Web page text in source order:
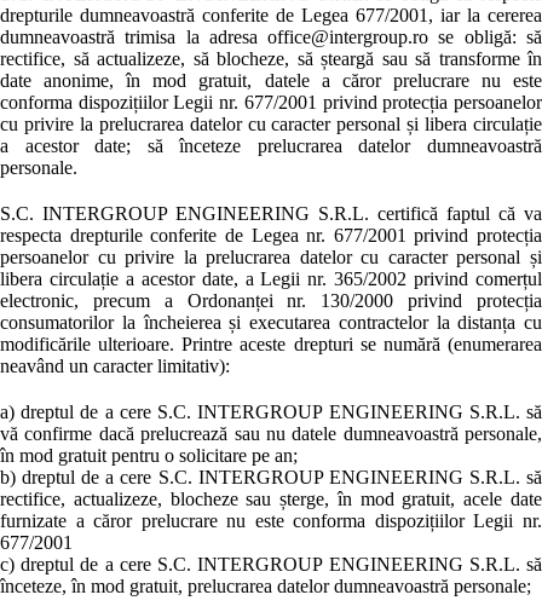
drepturile dumneavoastră conferite de Legea 677/2001, iar la cererea
dumneavoastră trimisa la adresa office@intergroup.ro se obligă: să
rectifice, să actualizeze, să blocheze, să șteargă sau să transforme în
date anonime, în mod gratuit, datele a căror prelucrare nu este
conforma dispozițiilor Legii nr. 677/2001 privind protecția persoanelor
cu privire la prelucrarea datelor cu caracter personal și libera circulație
a acestor date; să înceteze prelucrarea datelor dumneavoastră
personale.
S.C. INTERGROUP ENGINEERING S.R.L. certifică faptul că va
respecta drepturile conferite de Legea nr. 677/2001 privind protecția
persoanelor cu privire la prelucrarea datelor cu caracter personal și
libera circulație a acestor date, a Legii nr. 365/2002 privind comerțul
electronic, precum a Ordonanței nr. 130/2000 privind protecția
consumatorilor la încheierea și executarea contractelor la distanța cu
modificările ulterioare. Printre aceste drepturi se numără (enumerarea
neavând un caracter limitativ):
a) dreptul de a cere S.C. INTERGROUP ENGINEERING S.R.L. să
vă confirme dacă prelucrează sau nu datele dumneavoastră personale,
în mod gratuit pentru o solicitare pe an;
b) dreptul de a cere S.C. INTERGROUP ENGINEERING S.R.L. să
rectifice, actualizeze, blocheze sau șterge, în mod gratuit, acele date
furnizate a căror prelucrare nu este conforma dispozițiilor Legii nr.
677/2001
c) dreptul de a cere S.C. INTERGROUP ENGINEERING S.R.L. să
înceteze, în mod gratuit, prelucrarea datelor dumneavoastră personale;